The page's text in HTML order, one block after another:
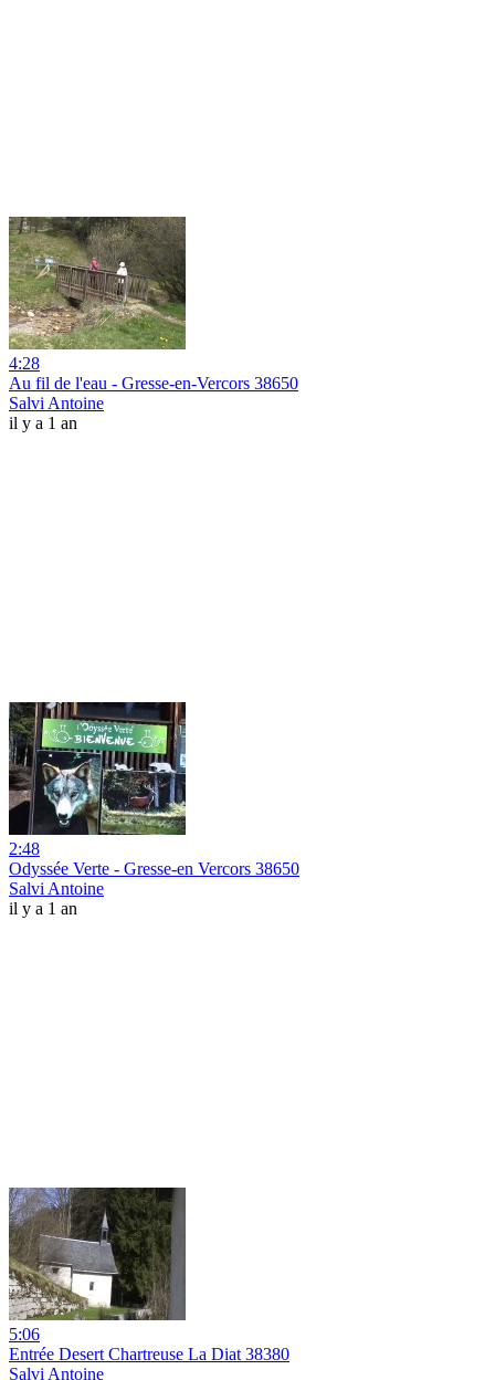
4:28
Au fil de l'eau - Gresse-en-Vercors 38650
Salvi Antoine
il y a 1 an
2:48
Odyssée Verte - Gresse-en Vercors 38650
Salvi Antoine
il y a 1 an
5:06
Entrée Desert Chartreuse La Diat 38380
Salvi Antoine